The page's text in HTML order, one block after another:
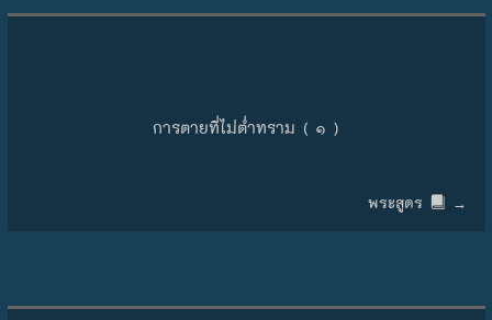
การตายที่ไม่ต่ำทราม ( ๑ )
พระสูตร →